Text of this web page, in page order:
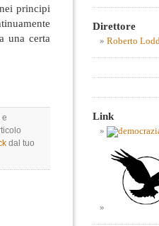
principi
una certa
e
dal tuo
Direttore
Roberto
Link